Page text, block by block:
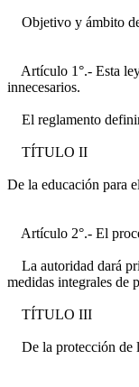
Objetivo y ámbito
Artículo 1°.- Esta ley
innecesarios.
El reglamento
TÍTULO II
De la educación para
Artículo 2°.- El
La autoridad dará
medidas integrales de
TÍTULO III
De la protección de